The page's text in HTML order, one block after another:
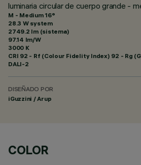
luminaria circular de cuerpo grande -
M - Medium 16°
28.3 W system
2749.2 lm (sistema)
97.14 lm/W
3000 K
CRI 92 - Rf (Colour Fidelity Index) 92 - Rg
DALI-2
DISEÑADO POR
iGuzzini / Arup
COLOR